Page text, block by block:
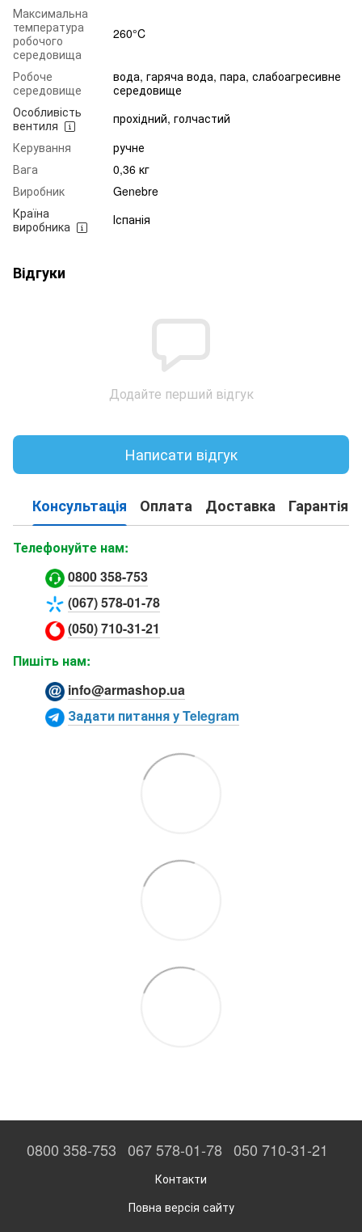
Максимальна
температура
робочого
середовища
260°C
Робоче
середовище
вода, гаряча вода, пара, слабоагресивне
середовище
Особливість
вентиля
прохідний, голчастий
Керування
ручне
Вага
0,36 кг
Виробник
Genebre
Країна
виробника
Іспанія
Відгуки
Додайте перший відгук
Написати відгук
Консультація Оплата Доставка Гарантія
Телефонуйте нам:
0800 358-753
(067) 578-01-78
(050) 710-31-21
Пишіть нам:
info@armashop.ua
Задати питання у Telegram
0800 358-753 067 578-01-78 050 710-31-21
Контакти
Повна версія сайту